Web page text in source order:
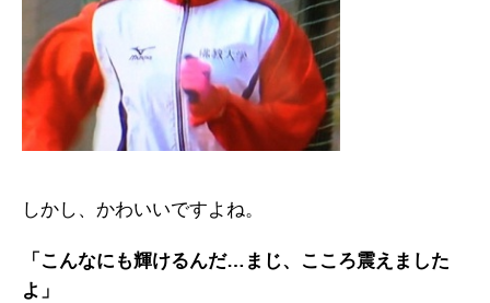
しかし、かわいいですよね。
「こんなにも輝けるんだ…まじ、こころ震えました
よ」